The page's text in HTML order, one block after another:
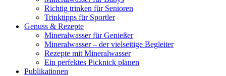
Richtig trinken für Senioren
Trinktipps für Sportler
Genuss & Rezepte
Mineralwasser für Genießer
Mineralwasser – der vielseitige Begleiter
Rezepte mit Mineralwasser
Ein perfektes Picknick planen
Publikationen